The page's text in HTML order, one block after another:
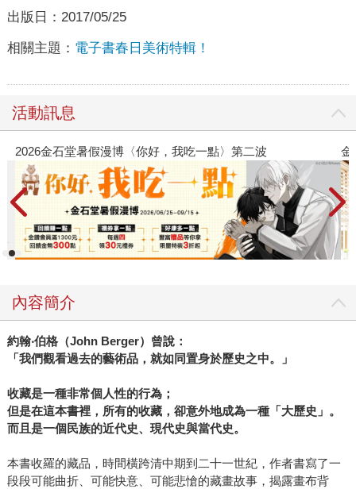
出版日： 2017/05/25
相關主題： 電子書春日美術特輯！
活動訊息
2026金石堂暑假漫博〈你好，我吃一點〉第二波 金
內容簡介
約翰‧伯格（John Berger）曾說：
「我們觀看過去的藝術品，就如同置身於歷史之中。」
收藏是一種非常個人性的行為；
但是在這本書裡，所有的收藏，卻意外地成為一種「大歷史」。
而且是一個民族的近代史、現代史與當代史。
本書收羅的藏品，時間橫跨清中期到二十一世紀，作者書寫了一
段段可能曲折、可能快意、可能悲愴的藏畫故事，揭露畫布背